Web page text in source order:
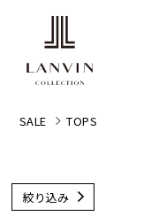
SALE TOPS
絞り込み